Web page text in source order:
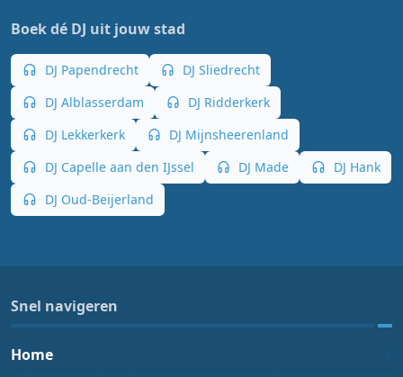
Boek dé DJ uit jouw stad
DJ Papendrecht
DJ Sliedrecht
DJ Alblasserdam
DJ Ridderkerk
DJ Lekkerkerk
DJ Mijnsheerenland
DJ Capelle aan den IJssel
DJ Made
DJ Hank
DJ Oud-Beijerland
Snel navigeren
Home